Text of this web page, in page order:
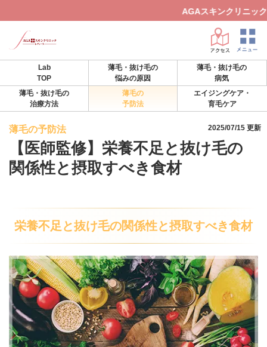
AGAスキンクリニックレディースでは、
Lab
TOP
薄毛・抜け毛の
悩みの原因
薄毛・抜け毛の
病気
薄毛・抜け毛の
治療方法
薄毛の
予防法
エイジングケア・
育毛ケア
薄毛の予防法
【医師監修】栄養不足と抜け毛の
関係性と摂取すべき食材
2025/07/15 更新
栄養不足と抜け毛の関係性と摂取すべき食材